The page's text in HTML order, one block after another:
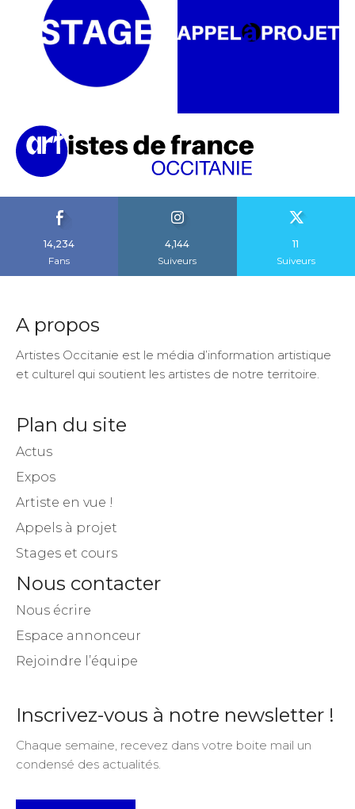
14,234
4,144
11
A propos
Artistes Occitanie est le média d’information artistique
et culturel qui soutient les artistes de notre territoire.
Plan du site
Actus
Expos
Artiste en vue !
Appels à projet
Stages et cours
Nous contacter
Nous écrire
Espace annonceur
Rejoindre l’équipe
Inscrivez-vous à notre newsletter !
Chaque semaine, recevez dans votre boite mail un
condensé des actualités.